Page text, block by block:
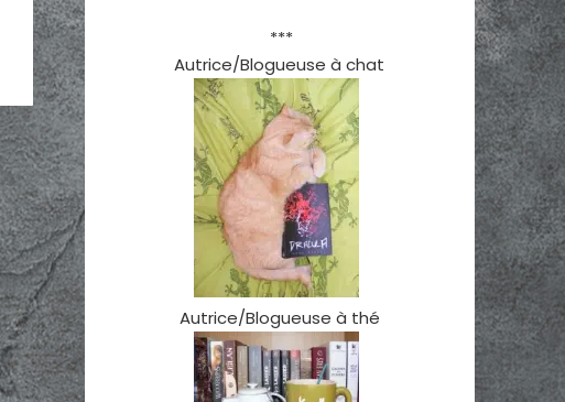
***
Autrice/Blogueuse à chat
Autrice/Blogueuse à thé